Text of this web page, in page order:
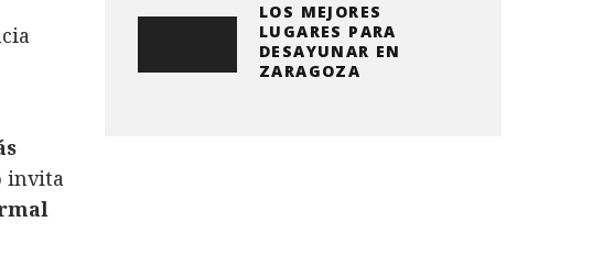
invita
LOS MEJORES
LUGARES PARA
DESAYUNAR EN
ZARAGOZA